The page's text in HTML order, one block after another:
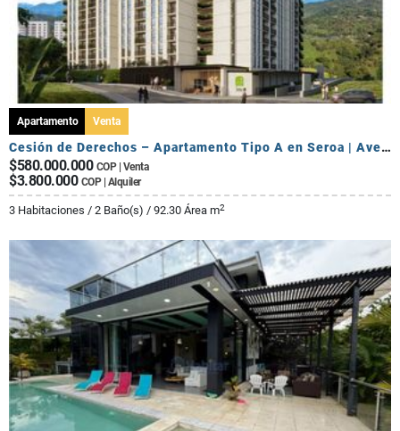
Apartamento Venta
Cesión de Derechos – Apartamento Tipo A en Seroa | Avenida Centenario
$580.000.000 COP | Venta
$3.800.000 COP | Alquiler
3 Habitaciones / 2 Baño(s) / 92.30 Área m2